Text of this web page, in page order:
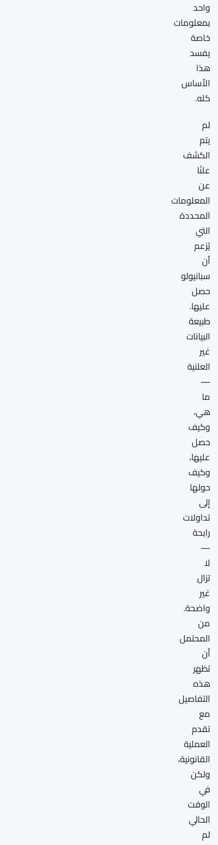
واحد
بمعلومات
خاصة
يفسد
هذا
الأساس
كله.
لم
يتم
الكشف
علنًا
عن
المعلومات
المحددة
التي
يُزعم
أن
سبانيولو
حصل
عليها.
طبيعة
البيانات
غير
العلنية
—
ما
هي،
وكيف
حصل
عليها،
وكيف
حولها
إلى
تداولات
رابحة
—
لا
تزال
غير
واضحة.
من
المحتمل
أن
تظهر
هذه
التفاصيل
مع
تقدم
العملية
القانونية،
ولكن
في
الوقت
الحالي
لم